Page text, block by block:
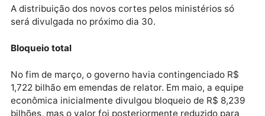
trilhão. A estimativa para os gastos obrigatórios caiu
para R$ 1,678 trilhão, valor R$ 1,944 bilhão menor
discricionários (não obrigatórios) do Poder
Isso resultou na variação total de R$ 2,954 bilhões.
A distribuição dos novos cortes pelos ministérios só